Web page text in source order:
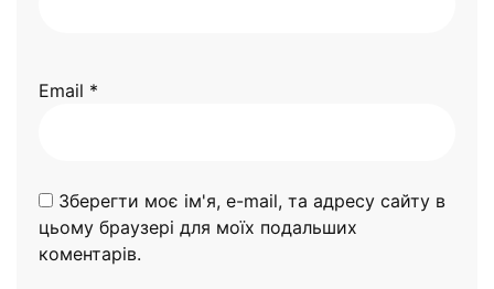
Email *
Зберегти моє ім'я, e-mail, та адресу сайту в
цьому браузері для моїх подальших
коментарів.